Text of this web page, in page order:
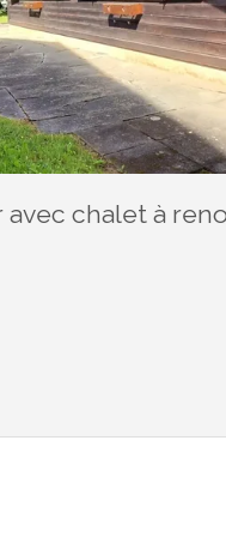
avec chalet à